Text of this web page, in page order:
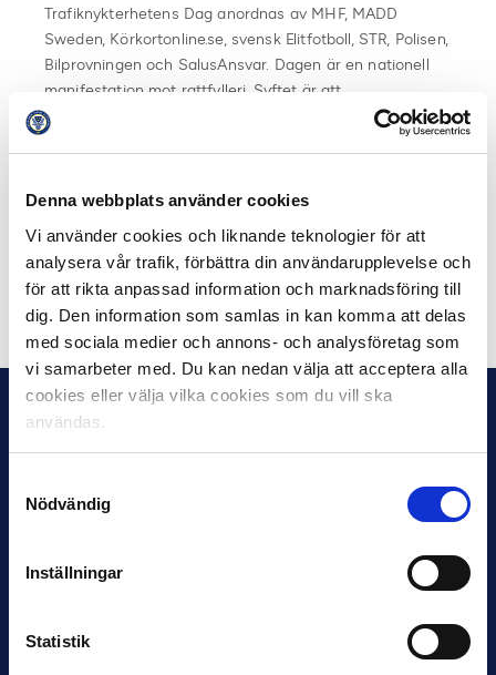
Denna webbplats använder cookies
Vi använder cookies och liknande teknologier för att
analysera vår trafik, förbättra din användarupplevelse och
för att rikta anpassad information och marknadsföring till
dig. Den information som samlas in kan komma att delas
med sociala medier och annons- och analysföretag som
vi samarbeter med. Du kan nedan välja att acceptera alla
cookies eller välja vilka cookies som du vill ska
användas.
Nödvändig
Inställningar
Statistik
Trafiknykterhetens Dag anordnas av MHF, MADD
Sweden, Körkortonline.se, svensk Elitfotboll, STR, Polisen,
Bilprovningen och SalusAnsvar. Dagen är en nationell
manifestation mot rattfylleri. Syftet är att
uppmärksamma rattfylleriets yttersta konsekvenser, de
som skadas eller dödas på grund av alkohol i trafiken.
www.trafiknykterhetensdag.se
Dela på Facebook